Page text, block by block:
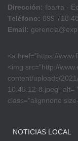
Dirección: Ibarra -
Teléfono: 099 718
Email:
<a href=”https://
<img src=”http://
content/uploads/
10.45.12-8.jpeg”
class=”alignnone
NOTICIAS LOCAL